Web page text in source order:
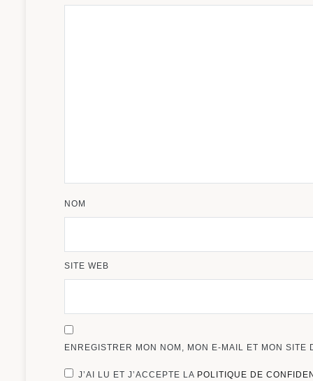
NOM
SITE WEB
ENREGISTRER MON NOM, MON E-MAIL ET MON
J’AI LU ET J’ACCEPTE LA POLITIQUE DE